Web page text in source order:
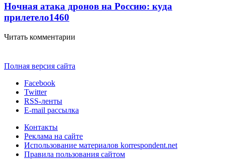
Ночная атака дронов на Россию: куда
прилетело1460
Читать комментарии
Полная версия сайта
Facebook
Twitter
RSS-ленты
E-mail рассылка
Контакты
Реклама на сайте
Использование материалов korrespondent.net
Правила пользования сайтом